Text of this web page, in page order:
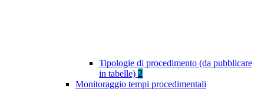
Tipologie di procedimento (da pubblicare
in tabelle) 2
Monitoraggio tempi procedimentali